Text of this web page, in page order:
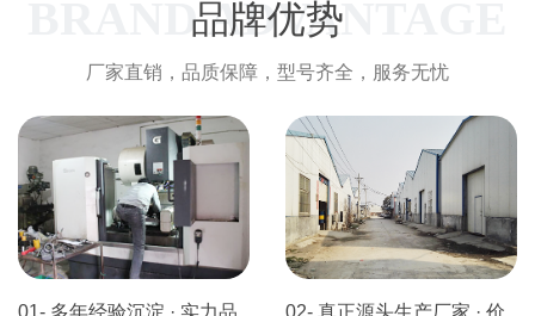
BRAND ADVANTAGE
品牌优势
厂家直销，品质保障，型号齐全，服务无忧